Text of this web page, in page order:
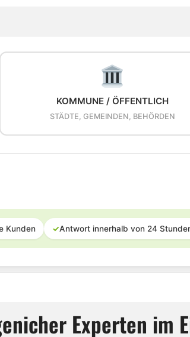
KOMMUNE / ÖFFENTLICH
STÄDTE, GEMEINDEN, BEHÖRDEN
Kunden ✓Antwort innerhalb von 24
Experten im